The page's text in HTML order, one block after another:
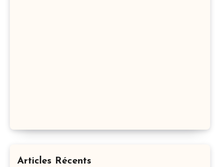
Articles Récents